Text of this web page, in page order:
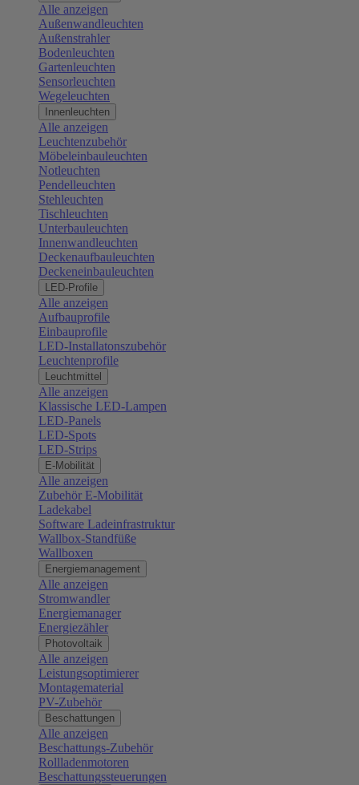
Alle anzeigen
Außenwandleuchten
Außenstrahler
Bodenleuchten
Gartenleuchten
Sensorleuchten
Wegeleuchten
Innenleuchten
Alle anzeigen
Leuchtenzubehör
Möbeleinbauleuchten
Notleuchten
Pendelleuchten
Stehleuchten
Tischleuchten
Unterbauleuchten
Innenwandleuchten
Deckenaufbauleuchten
Deckeneinbauleuchten
LED-Profile
Alle anzeigen
Aufbauprofile
Einbauprofile
LED-Installatonszubehör
Leuchtenprofile
Leuchtmittel
Alle anzeigen
Klassische LED-Lampen
LED-Panels
LED-Spots
LED-Strips
E-Mobilität
Alle anzeigen
Zubehör E-Mobilität
Ladekabel
Software Ladeinfrastruktur
Wallbox-Standfüße
Wallboxen
Energiemanagement
Alle anzeigen
Stromwandler
Energiemanager
Energiezähler
Photovoltaik
Alle anzeigen
Leistungsoptimierer
Montagematerial
PV-Zubehör
Beschattungen
Alle anzeigen
Beschattungs-Zubehör
Rollladenmotoren
Beschattungssteuerungen